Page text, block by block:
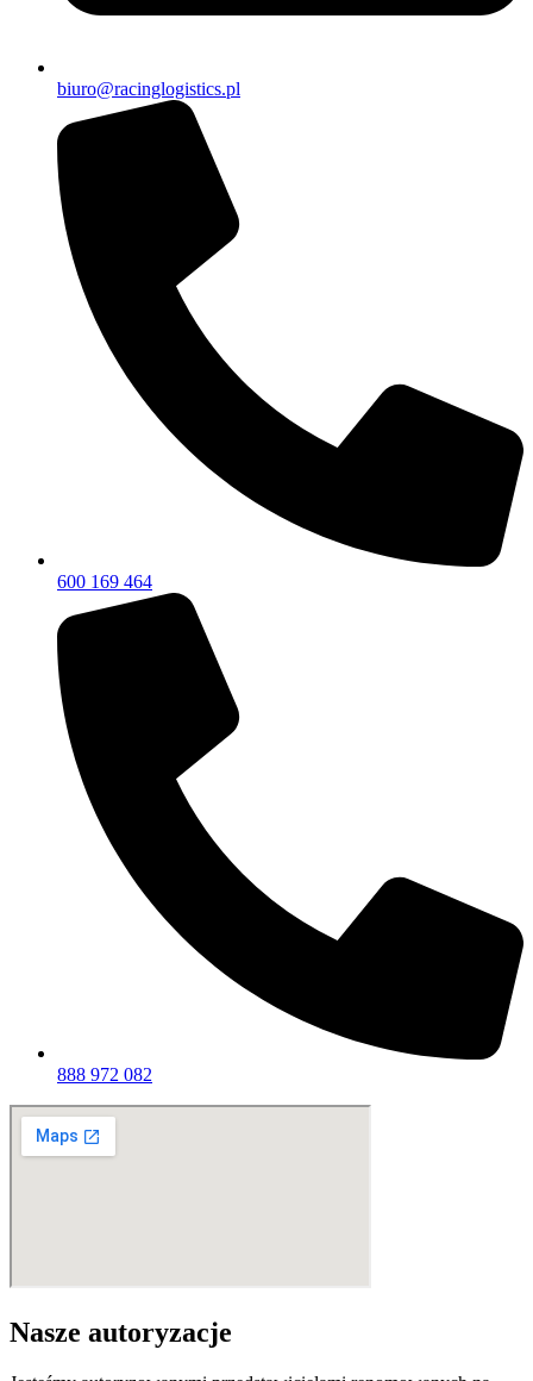
biuro@racinglogistics.pl
600 169 464
888 972 082
Nasze autoryzacje